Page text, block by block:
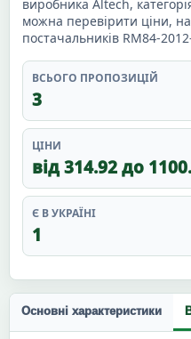
виробника Altech,
можна перевірити ціни,
постачальників RM84-
ВСЬОГО ПРОПОЗИЦІЙ
3
ЦІНИ
від 314.92 до
Є В УКРАЇНІ
1
Основні характеристики